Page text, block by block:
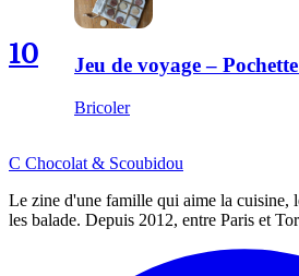
10 Jeu de voyage –
Bricoler
C Chocolat & Scoubidou
Le zine d'une famille qui aime la cuisine,
les balade. Depuis 2012, entre Paris et